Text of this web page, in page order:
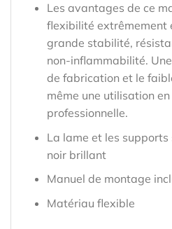
Les avantages de ce
flexibilité extrêmement
grande stabilité,
non-inflammabilité.
de fabrication et le
même une utilisation
professionnelle.
La lame et les
noir brillant
Manuel de montage
Matériau flexible